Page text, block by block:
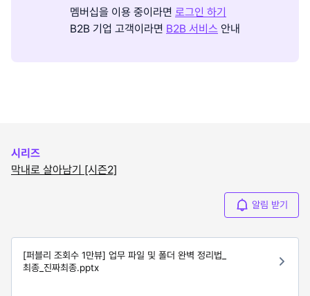
멤버십을 이용 중이라면 로그인 하기
B2B 기업 고객이라면 B2B 서비스 안내
시리즈
막내로 살아남기 [시즌2]
알림 받기
[퍼블리 조회수 1만뷰] 업무 파일 및 폴더 완벽 정리법_
최종_진짜최종.pptx